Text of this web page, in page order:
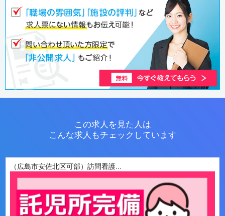
この求人を見た人は
こんな求人もチェックしています
（広島市安佐北区可部）訪問看護...